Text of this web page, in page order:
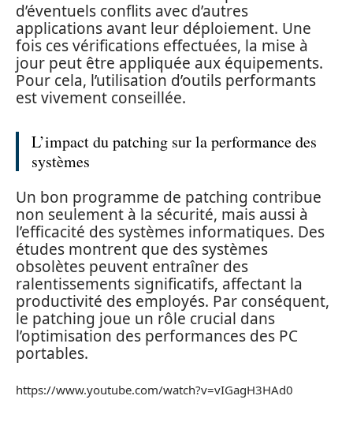
d’éventuels conflits avec d’autres
applications avant leur déploiement. Une
fois ces vérifications effectuées, la mise à
jour peut être appliquée aux équipements.
Pour cela, l’utilisation d’outils performants
est vivement conseillée.
L’impact du patching sur la performance des
systèmes
Un bon programme de patching contribue
non seulement à la sécurité, mais aussi à
l’efficacité des systèmes informatiques. Des
études montrent que des systèmes
obsolètes peuvent entraîner des
ralentissements significatifs, affectant la
productivité des employés. Par conséquent,
le patching joue un rôle crucial dans
l’optimisation des performances des PC
portables.
https://www.youtube.com/watch?v=vIGagH3HAd0